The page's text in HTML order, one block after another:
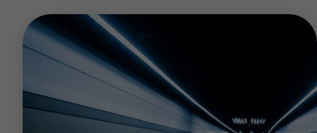
원가배분 감사
로열티 감사
각종 면허 신청 및 갱신을 위한 진단감사
기업지배구조개선자문
비영리기관의 복식부기제도 도입지원
벤처기업 창업지원